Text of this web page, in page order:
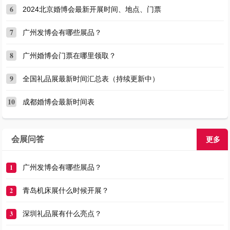
6 2024北京婚博会最新开展时间、地点、门票
7 广州发博会有哪些展品？
8 广州婚博会门票在哪里领取？
9 全国礼品展最新时间汇总表（持续更新中）
10 成都婚博会最新时间表
会展问答 更多
1 广州发博会有哪些展品？
2 青岛机床展什么时候开展？
3 深圳礼品展有什么亮点？